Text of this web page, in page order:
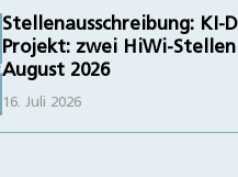
Stellenausschreibung: KI-
Projekt: zwei HiWi-Stellen
August 2026
16. Juli 2026